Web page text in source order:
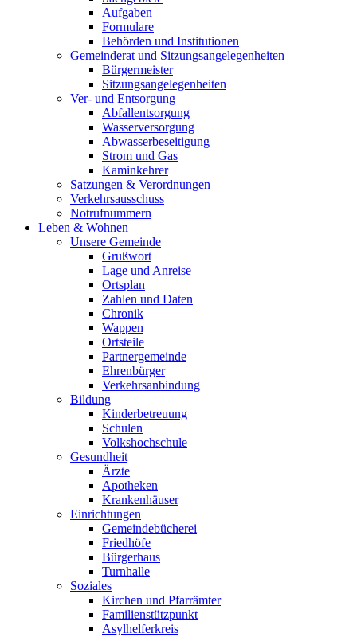
Aufgaben
Formulare
Behörden und Institutionen
Gemeinderat und Sitzungsangelegenheiten
Bürgermeister
Sitzungsangelegenheiten
Ver- und Entsorgung
Abfallentsorgung
Wasserversorgung
Abwasserbeseitigung
Strom und Gas
Kaminkehrer
Satzungen & Verordnungen
Verkehrsausschuss
Notrufnummern
Leben & Wohnen
Unsere Gemeinde
Grußwort
Lage und Anreise
Ortsplan
Zahlen und Daten
Chronik
Wappen
Ortsteile
Partnergemeinde
Ehrenbürger
Verkehrsanbindung
Bildung
Kinderbetreuung
Schulen
Volkshochschule
Gesundheit
Ärzte
Apotheken
Krankenhäuser
Einrichtungen
Gemeindebücherei
Friedhöfe
Bürgerhaus
Turnhalle
Soziales
Kirchen und Pfarrämter
Familienstützpunkt
Asylhelferkreis